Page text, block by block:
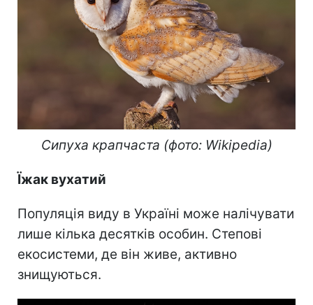
Сипуха крапчаста (фото: Wikipedia)
Їжак вухатий
Популяція виду в Україні може налічувати
лише кілька десятків особин. Степові
екосистеми, де він живе, активно
знищуються.